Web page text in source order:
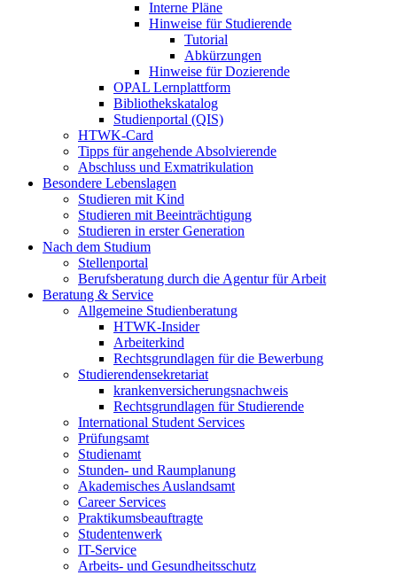
Interne Pläne
Hinweise für Studierende
Tutorial
Abkürzungen
Hinweise für Dozierende
OPAL Lernplattform
Bibliothekskatalog
Studienportal (QIS)
HTWK-Card
Tipps für angehende Absolvierende
Abschluss und Exmatrikulation
Besondere Lebenslagen
Studieren mit Kind
Studieren mit Beeinträchtigung
Studieren in erster Generation
Nach dem Studium
Stellenportal
Berufsberatung durch die Agentur für Arbeit
Beratung & Service
Allgemeine Studienberatung
HTWK-Insider
Arbeiterkind
Rechtsgrundlagen für die Bewerbung
Studierendensekretariat
krankenversicherungsnachweis
Rechtsgrundlagen für Studierende
International Student Services
Prüfungsamt
Studienamt
Stunden- und Raumplanung
Akademisches Auslandsamt
Career Services
Praktikumsbeauftragte
Studentenwerk
IT-Service
Arbeits- und Gesundheitsschutz